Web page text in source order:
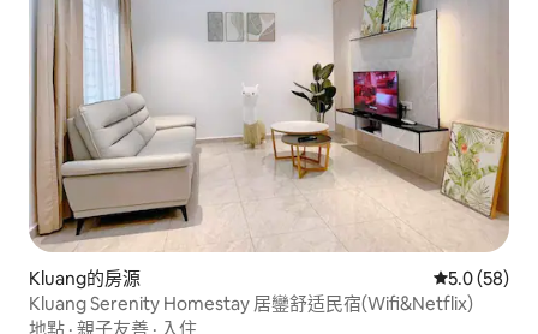
Kluang的房源 從 58 則評
5.0 (58)
Kluang Serenity Homestay 居鑾舒适民宿(Wifi&Netflix)
地點 · 親子友善 · 入住